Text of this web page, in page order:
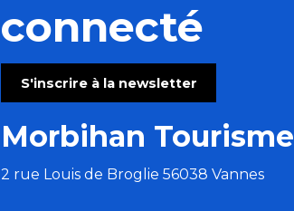
connecté
S'inscrire à la newsletter
Morbihan Tourisme
2 rue Louis de Broglie 56038 Vannes